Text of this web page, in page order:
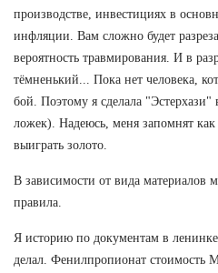
производстве, инвестициях в
инфляции. Вам сложно будет
вероятность травмирования. И в
тёмненький... Пока нет человека,
бой. Поэтому я сделала
ложек). Надеюсь, меня запомнят
выиграть золото.
В зависимости от вида материалов
правила.
Я историю по документам в
делал. Фенилпропионат стоимость